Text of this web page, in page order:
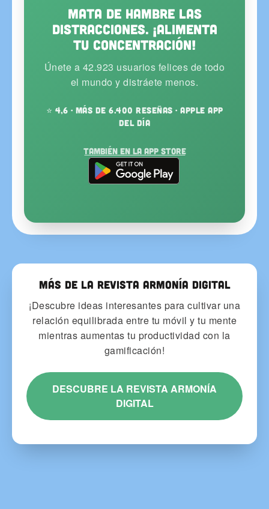
Mata de hambre las
distracciones. ¡Alimenta
tu concentración!
Únete a 42.923 usuarios felices de todo
el mundo y distráete menos.
⭐ 4,6 · más de 6.400 reseñas · Apple App
del Día
También en la App Store
Más de la Revista Armonía Digital
¡Descubre ideas interesantes para cultivar una
relación equilibrada entre tu móvil y tu mente
mientras aumentas tu productividad con la
gamificación!
DESCUBRE LA REVISTA ARMONÍA
DIGITAL